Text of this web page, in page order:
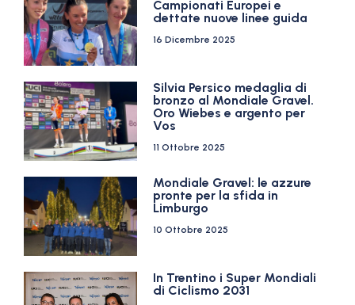
Campionati Europei e
dettate nuove linee guida
16 Dicembre 2025
Silvia Persico medaglia di
bronzo al Mondiale Gravel.
Oro Wiebes e argento per
Vos
11 Ottobre 2025
Mondiale Gravel: le azzure
pronte per la sfida in
Limburgo
10 Ottobre 2025
In Trentino i Super Mondiali
di Ciclismo 2031